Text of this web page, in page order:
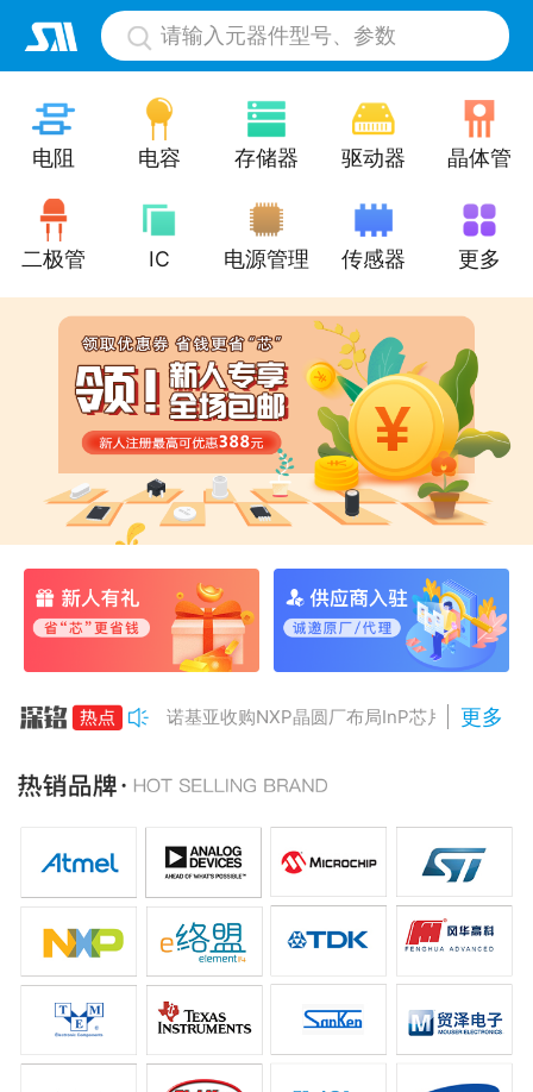
请输入元器件型号、参数
电阻 电容 存储器 驱动器 晶体管
二极管 IC 电源管理 传感器 更多
诺基亚收购NXP晶圆厂布局InP芯片
Anthropic组建AI芯片团队
AMD二季度营收增50%，数据中心业务将翻倍
更多